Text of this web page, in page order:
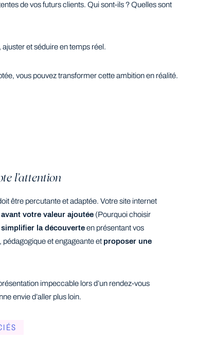
de vos futurs clients. Qui sont-ils ? Quelles sont
et séduire en temps réel.
vous pouvez transformer cette ambition en réalité.
l’attention
être percutante et adaptée. Votre site internet
votre valeur ajoutée(Pourquoi choisir
simplifier la découverteen présentant vos
et engageante et proposer une
impeccable lors d’un rendez-vous
envie d’aller plus loin.